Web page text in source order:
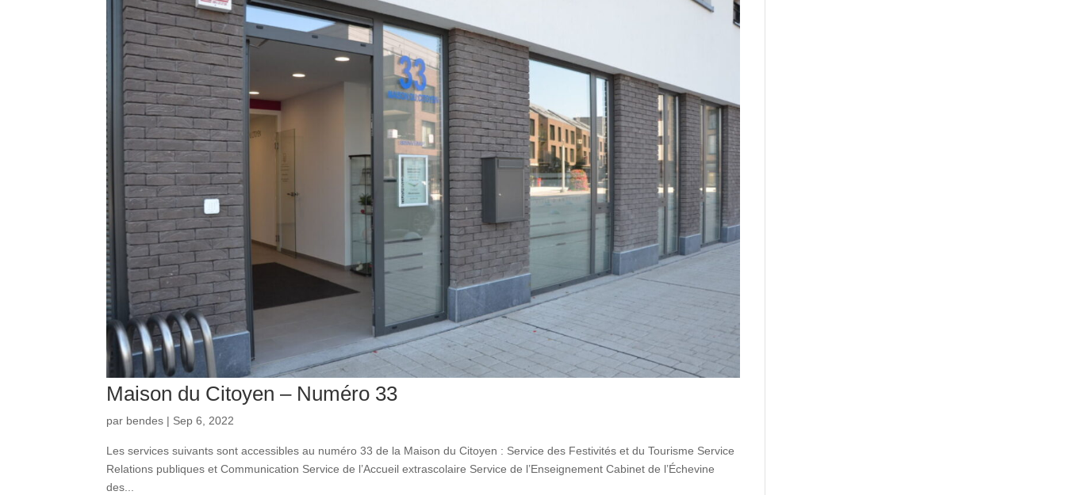
Maison du Citoyen – Numéro 33
par bendes | Sep 6, 2022
Les services suivants sont accessibles au numéro 33 de la Maison du Citoyen : Service des Festivités et du Tourisme Service
Relations publiques et Communication Service de l’Accueil extrascolaire Service de l’Enseignement Cabinet de l’Échevine
des...